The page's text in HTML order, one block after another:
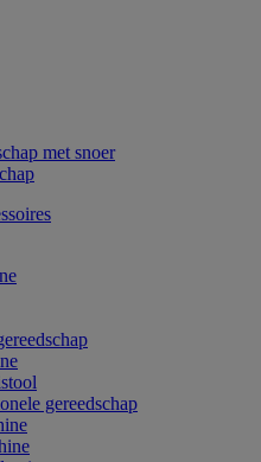
met snoer
gereedschap